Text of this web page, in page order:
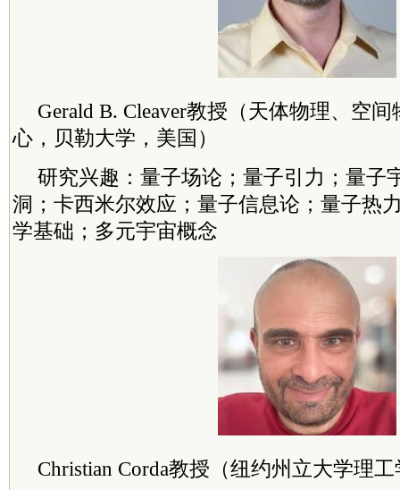
Gerald B. Cleaver教授（天体物理、空
心，贝勒大学，美国）
研究兴趣：量子场论；量子引力；量子
洞；卡西米尔效应；量子信息论；量子热
学基础；多元宇宙概念
Christian Corda教授（纽约州立大学理